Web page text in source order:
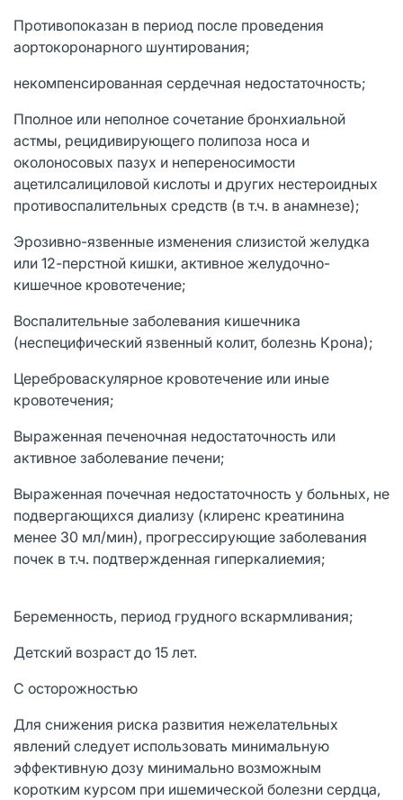
Противопоказан в период после проведения
аортокоронарного шунтирования;
некомпенсированная сердечная недостаточность;
Пполное или неполное сочетание бронхиальной
астмы, рецидивирующего полипоза носа и
околоносовых пазух и непереносимости
ацетилсалициловой кислоты и других нестероидных
противоспалительных средств (в т.ч. в анамнезе);
Эрозивно-язвенные изменения слизистой желудка
или 12-перстной кишки, активное желудочно-
кишечное кровотечение;
Воспалительные заболевания кишечника
(неспецифический язвенный колит, болезнь Крона);
Цереброваскулярное кровотечение или иные
кровотечения;
Выраженная печеночная недостаточность или
активное заболевание печени;
Выраженная почечная недостаточность у больных, не
подвергающихся диализу (клиренс креатинина
менее 30 мл/мин), прогрессирующие заболевания
почек в т.ч. подтвержденная гиперкалиемия;
Беременность, период грудного вскармливания;
Детский возраст до 15 лет.
C осторожностью
Для снижения риска развития нежелательных
явлений следует использовать минимальную
эффективную дозу минимально возможным
коротким курсом при ишемической болезни сердца,